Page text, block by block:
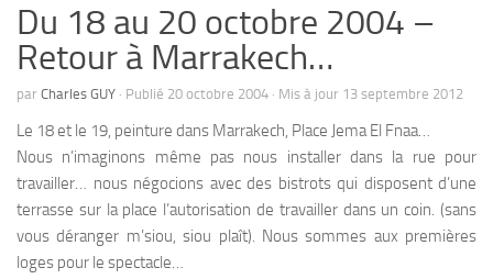
Du 18 au 20 octobre 2004 –
Retour à Marrakech…
par Charles GUY · Publié 20 octobre 2004 · Mis à jour 13 septembre 2012
Le 18 et le 19, peinture dans Marrakech, Place Jema El Fnaa…
Nous n’imaginons même pas nous installer dans la rue pour
travailler… nous négocions avec des bistrots qui disposent d’une
terrasse sur la place l’autorisation de travailler dans un coin. (sans
vous déranger m’siou, siou plaît). Nous sommes aux premières
loges pour le spectacle…